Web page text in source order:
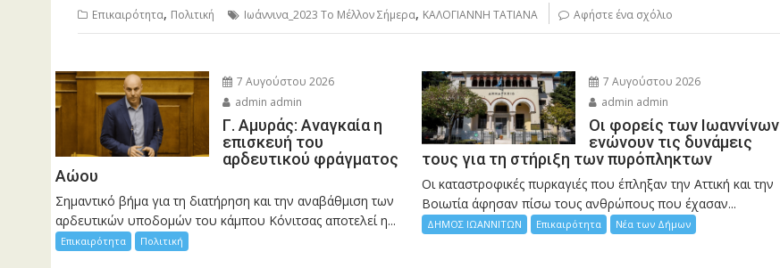
Επικαιρότητα, Πολιτική Ιωάννινα_2023 Το Mέλλον Σήμερα, ΚΑΛΟΓΙΑΝΝΗ ΤΑΤΙΑΝΑ Αφήστε ένα σχόλιο
7 Αυγούστου 2026
admin admin
Γ. Αμυράς: Αναγκαία η
επισκευή του
αρδευτικού φράγματος
Αώου
Σημαντικό βήμα για τη διατήρηση και την αναβάθμιση των
αρδευτικών υποδομών του κάμπου Κόνιτσας αποτελεί η...
Επικαιρότητα Πολιτική
7 Αυγούστου 2026
admin admin
Οι φορείς των Ιωαννίνων
ενώνουν τις δυνάμεις
τους για τη στήριξη των πυρόπληκτων
Οι καταστροφικές πυρκαγιές που έπληξαν την Αττική και την
Bοιωτία άφησαν πίσω τους ανθρώπους που έχασαν...
ΔΗΜΟΣ ΙΩΑΝΝΙΤΩΝ Επικαιρότητα Νέα των Δήμων